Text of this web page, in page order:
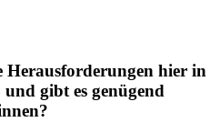
Herausforderungen hier in
gibt es genügend